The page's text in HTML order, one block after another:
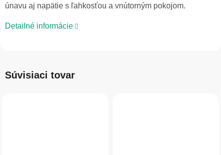
únavu aj napätie s ľahkosťou a vnútorným pokojom.
Detailné informácie
Súvisiaci tovar